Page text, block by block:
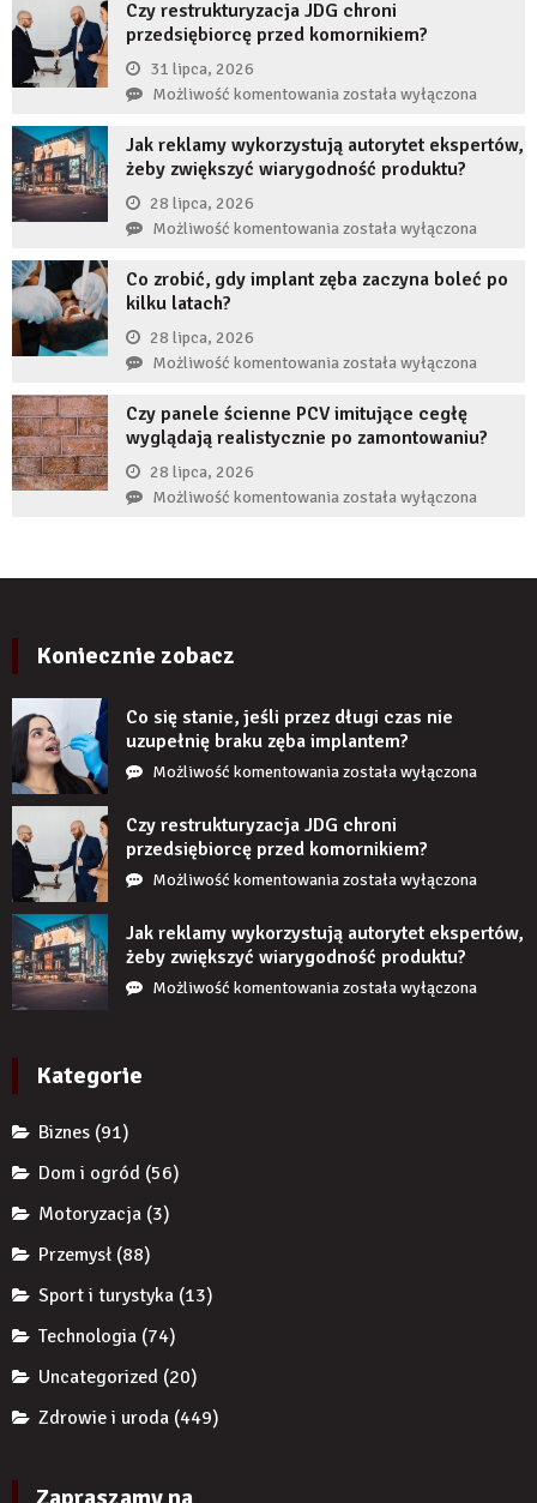
stanie,
jeśli
długi
uzupełnię
implantem?
Czy restrukturyzacja JDG chroni
przedsiębiorcę przed komornikiem?
31 lipca, 2026
Możliwość komentowaniaCzy
JDG
chroni
przed
komornikiem?
została wyłączona
Jak reklamy wykorzystują autorytet ekspertów,
żeby zwiększyć wiarygodność produktu?
28 lipca, 2026
Możliwość komentowaniaJak
wykorzystują
żeby
zwiększyć
wiarygodność
produktu?
została wyłączona
Co zrobić, gdy implant zęba zaczyna boleć po
kilku latach?
28 lipca, 2026
Możliwość komentowaniaCo
gdy
implant
zaczyna
została wyłączona
Czy panele ścienne PCV imitujące cegłę
wyglądają realistycznie po zamontowaniu?
28 lipca, 2026
Możliwość komentowaniaCzy
zamontowaniu?
została wyłączona
Koniecznie zobacz
Co się stanie, jeśli przez długi czas nie
uzupełnię braku zęba implantem?
Możliwość komentowaniaCo
stanie,
jeśli
przez
czas
nie
uzupełnię
braku
została wyłączona
Czy restrukturyzacja JDG chroni
przedsiębiorcę przed komornikiem?
Możliwość komentowaniaCzy
JDG
chroni
przedsiębiorcę
została wyłączona
Jak reklamy wykorzystują autorytet ekspertów,
żeby zwiększyć wiarygodność produktu?
Możliwość komentowaniaJak
została wyłączona
Kategorie
Biznes (91)
Dom i ogród (56)
Motoryzacja (3)
Przemysł (88)
Sport i turystyka (13)
Technologia (74)
Uncategorized (20)
Zdrowie i uroda (449)